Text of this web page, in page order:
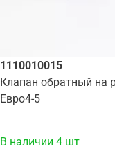
1110010015
Клапан обратный на
Евро4-5
В наличии 4 шт